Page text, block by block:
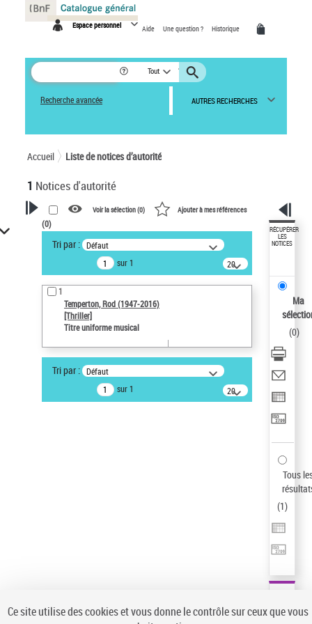
Espace personnel Aide Une question ? Historique
Tout
Recherche avancée AUTRES RECHERCHES
Accueil Liste de notices d’autorité
1 Notices d'autorité
VOTRE RECHERCHE
Recherche avancée dans les
notices d’autorité
Œuvres liées à l'auteur :
Temperton, Rod (1947-2016)
Auteur d’œuvre
Type de notice d'autorité
Voir la sélection (0) Ajouter à mes références
(0)
Tri par : Défaut
sur 1
20
résultats/page
1
Temperton, Rod (1947-2016)
[Thriller]
Titre uniforme musical
Tri par : Défaut
sur 1
20
résultats/page
RÉCUPÉRER
LES
NOTICES
Ma
(0)
Tous
(1)
Panneau de gestion des cookies
Ce site utilise des cookies et vous donne le contrôle sur ceux que vous